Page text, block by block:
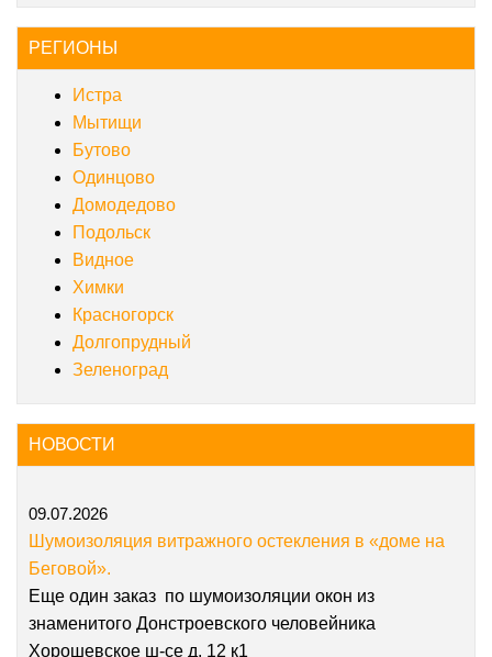
РЕГИОНЫ
Истра
Мытищи
Бутово
Одинцово
Домодедово
Подольск
Видное
Химки
Красногорск
Долгопрудный
Зеленоград
НОВОСТИ
09.07.2026
Шумоизоляция витражного остекления в «доме на
Беговой».
Еще один заказ по шумоизоляции окон из
знаменитого Донстроевского человейника
Хорошевское ш-се д. 12 к1